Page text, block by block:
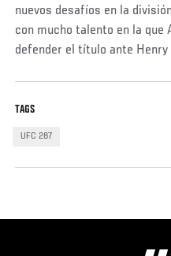
nuevos desafíos en la
con mucho talento en la
defender el título ante Henry
TAGS
UFC 287